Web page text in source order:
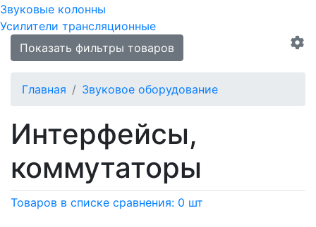
Звуковые колонны
Усилители трансляционные
Показать фильтры товаров
Главная Звуковое оборудование
Интерфейсы,
коммутаторы
Товаров в списке сравнения: 0 шт